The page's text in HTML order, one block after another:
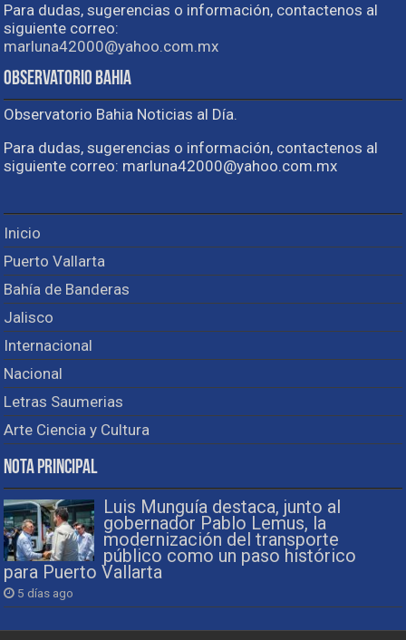
Para dudas, sugerencias o información, contactenos al
siguiente correo:
marluna42000@yahoo.com.mx
Observatorio Bahia
Observatorio Bahia Noticias al Día.
Para dudas, sugerencias o información, contactenos al
siguiente correo: marluna42000@yahoo.com.mx
Inicio
Puerto Vallarta
Bahía de Banderas
Jalisco
Internacional
Nacional
Letras Saumerias
Arte Ciencia y Cultura
Nota Principal
Luis Munguía destaca, junto al
gobernador Pablo Lemus, la
modernización del transporte
público como un paso histórico
para Puerto Vallarta
5 días ago